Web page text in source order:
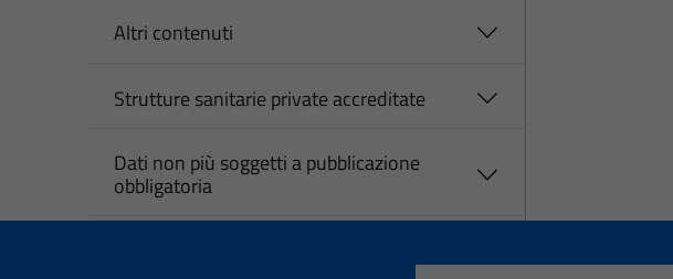
Altri contenuti
Strutture sanitarie private accreditate
Dati non più soggetti a pubblicazione
obbligatoria